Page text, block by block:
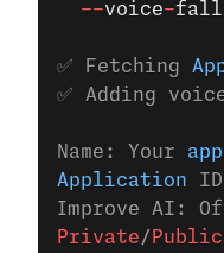
  --
voice-
✅ Fetching
✅ Adding
Name: Your
Application
Improve AI:
Private/ Public